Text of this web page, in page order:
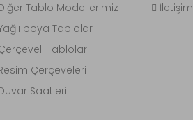
Tablo Modellerimiz
boya Tablolar
Tablolar
Çerçeveleri
Saatleri
İletişim